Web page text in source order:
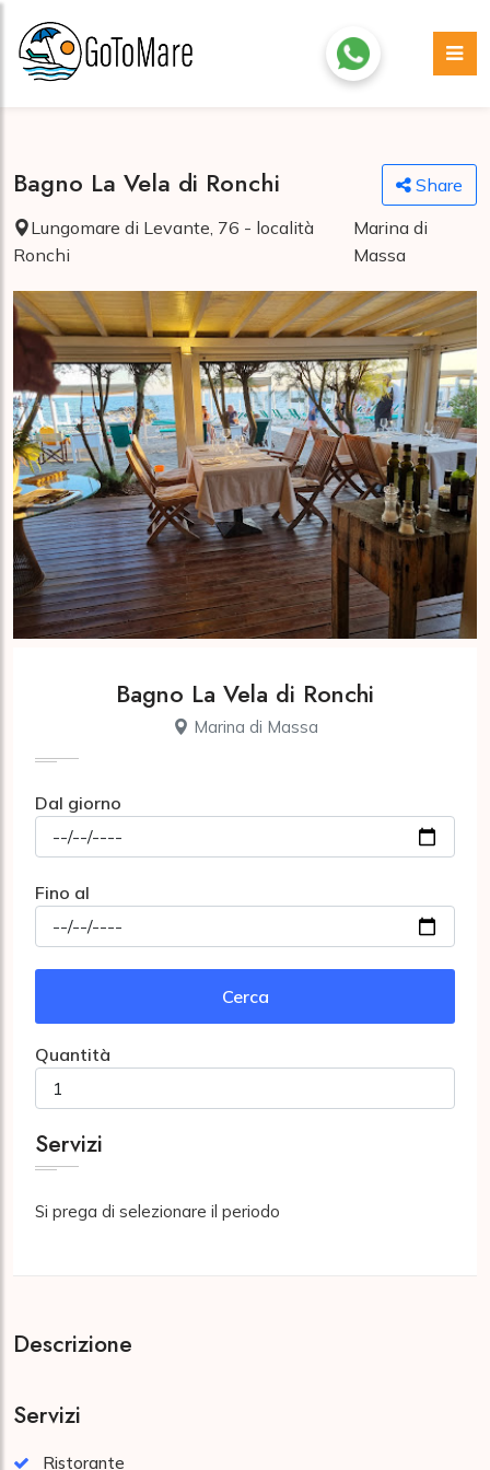
Bagno La Vela di Ronchi
Share
Lungomare di Levante, 76 - località
Ronchi
Marina di
Massa
Bagno La Vela di Ronchi
Marina di Massa
Dal giorno
Fino al
Cerca
Quantità
Servizi
Si prega di selezionare il periodo
Descrizione
Servizi
Ristorante